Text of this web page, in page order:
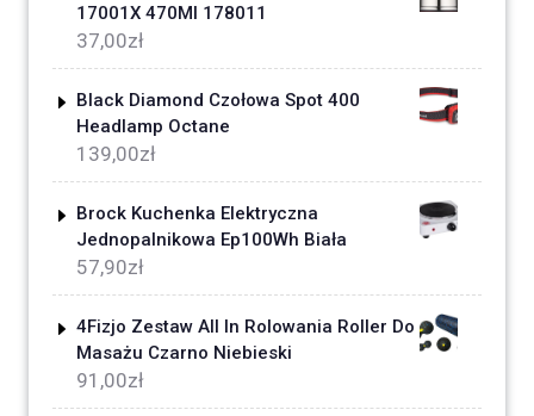
17001X 470Ml 178011
37,00zł
Black Diamond Czołowa Spot 400
Headlamp Octane
139,00zł
Brock Kuchenka Elektryczna
Jednopalnikowa Ep100Wh Biała
57,90zł
4Fizjo Zestaw All In Rolowania Roller Do
Masażu Czarno Niebieski
91,00zł